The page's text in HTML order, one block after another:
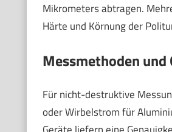
Mikrometers abtragen.
Härte und Körnung der
Messmethoden und
Für nicht-destruktive
oder Wirbelstrom für